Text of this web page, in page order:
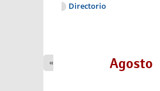
Directorio
Agosto
«